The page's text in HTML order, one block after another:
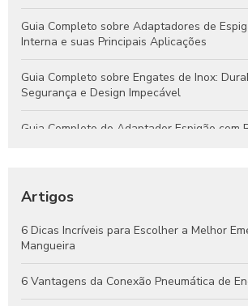
Guia Completo sobre Adaptadores de
Interna e suas Principais Aplicações
Guia Completo sobre Engates de Inox:
Segurança e Design Impecável
Guia Completo do Adaptador Espigão com
Eficientes e Confiáveis
Engates Pneumáticos: Vantagens,
Escolher o Melhor Modelo
Guia Completo de Engates Pneumáticos:
Dicas de Manutenção
Artigos
6 Dicas Incríveis para Escolher a Melhor
Mangueira
6 Vantagens da Conexão Pneumática de